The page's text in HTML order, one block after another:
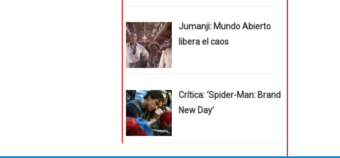
Jumanji: Mundo Abierto
libera el caos
Crítica: ‘Spider-Man: Brand
New Day’